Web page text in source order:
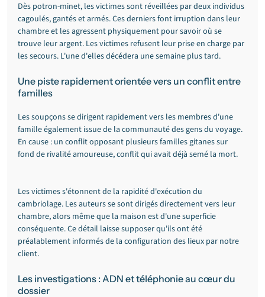
Dès potron-minet, les victimes sont réveillées par deux individus
cagoulés, gantés et armés. Ces derniers font irruption dans leur
chambre et les agressent physiquement pour savoir où se
trouve leur argent. Les victimes refusent leur prise en charge par
les secours. L'une d'elles décédera une semaine plus tard.
Une piste rapidement orientée vers un conflit entre
familles
Les soupçons se dirigent rapidement vers les membres d'une
famille également issue de la communauté des gens du voyage.
En cause : un conflit opposant plusieurs familles gitanes sur
fond de rivalité amoureuse, conflit qui avait déjà semé la mort.
Les victimes s'étonnent de la rapidité d'exécution du
cambriolage. Les auteurs se sont dirigés directement vers leur
chambre, alors même que la maison est d'une superficie
conséquente. Ce détail laisse supposer qu'ils ont été
préalablement informés de la configuration des lieux par notre
client.
Les investigations : ADN et téléphonie au cœur du
dossier